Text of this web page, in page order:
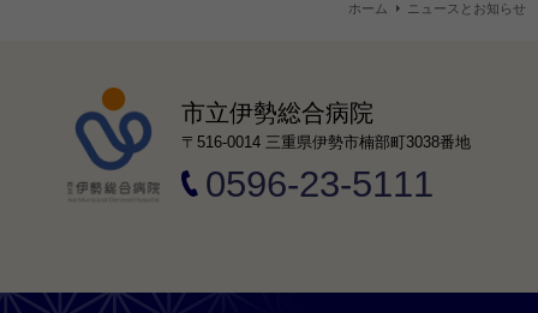
ホーム ニュースとお知らせ
市立伊勢総合病院
〒516-0014 三重県伊勢市楠部町3038番地
0596-23-5111